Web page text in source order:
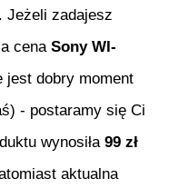
Jeżeli zadajesz
cena Sony WI-
jest dobry moment
- postaramy się Ci
wynosiła 99 zł
aktualna